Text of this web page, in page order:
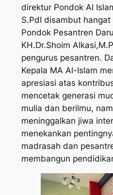
direktur Pondok Al
S.PdI disambut hangat
Pondok Pesantren
KH.Dr.Shoim
pengurus pesantren.
Kepala MA Al-Islam
apresiasi atas
mencetak generasi
mulia dan berilmu,
meninggalkan jiwa
menekankan
madrasah dan
membangun